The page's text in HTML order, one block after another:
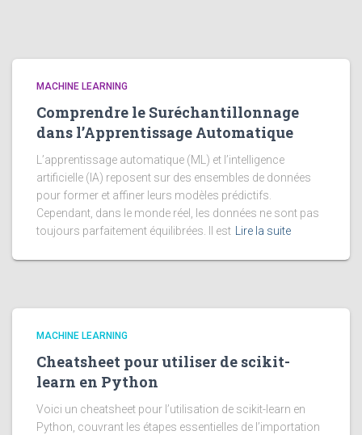
MACHINE LEARNING
Comprendre le Suréchantillonnage
dans l’Apprentissage Automatique
L’apprentissage automatique (ML) et l’intelligence
artificielle (IA) reposent sur des ensembles de données
pour former et affiner leurs modèles prédictifs.
Cependant, dans le monde réel, les données ne sont pas
toujours parfaitement équilibrées. Il est Lire la suite
MACHINE LEARNING
Cheatsheet pour utiliser de scikit-
learn en Python
Voici un cheatsheet pour l’utilisation de scikit-learn en
Python, couvrant les étapes essentielles de l’importation